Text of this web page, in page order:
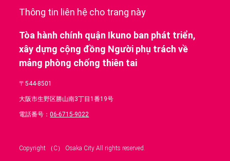
Thông tin liên hệ cho trang này
Tòa hành chính quận Ikuno ban phát triển,
xây dựng cộng đồng Người phụ trách về
mảng phòng chống thiên tai
〒544-8501
大阪市生野区勝山南3丁目1番19号
電話番号：06-6715-9022
Copyright （C） Osaka City All rights reserved.